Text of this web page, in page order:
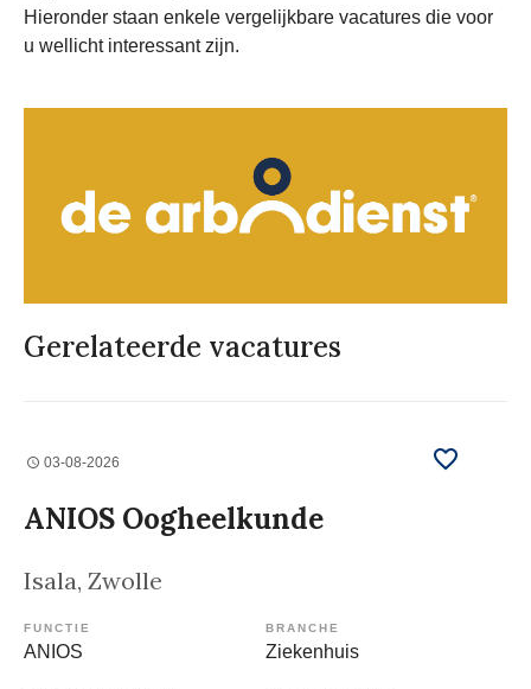
Hieronder staan enkele vergelijkbare vacatures die voor
u wellicht interessant zijn.
Gerelateerde vacatures
03-08-2026
ANIOS Oogheelkunde
Isala, Zwolle
FUNCTIE
ANIOS
BRANCHE
Ziekenhuis